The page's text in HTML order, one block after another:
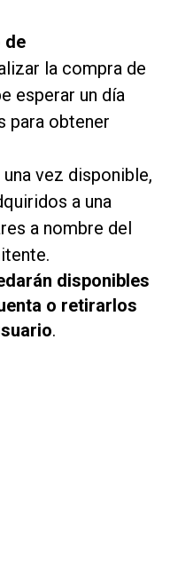
de
la compra de
esperar un día
para obtener
una vez disponible,
a una
a nombre del
disponibles
o retirarlos
.